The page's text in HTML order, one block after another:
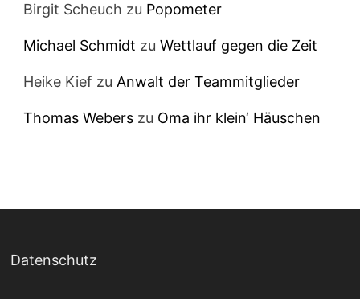
Birgit Scheuch zu Popometer
Michael Schmidt zuWettlauf gegen die Zeit
Heike Kief zuAnwalt der Teammitglieder
Thomas Webers zu Oma ihr klein‘ Häuschen
Datenschutz